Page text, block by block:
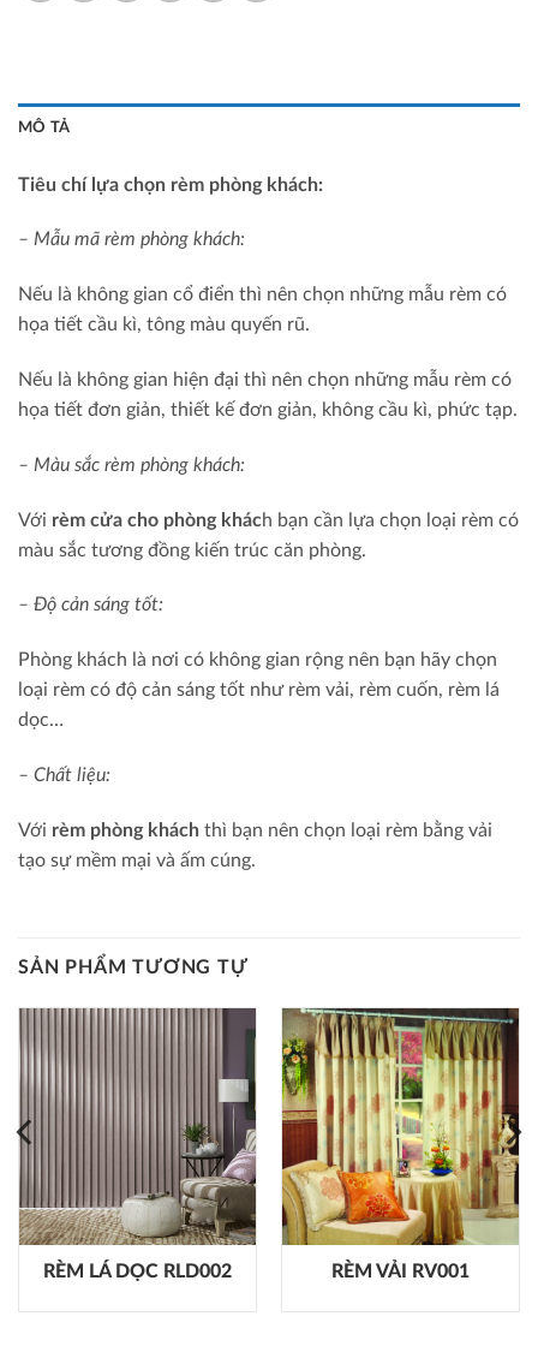
MÔ TẢ
Tiêu chí lựa chọn rèm phòng khách:
– Mẫu mã rèm phòng khách:
Nếu là không gian cổ điển thì nên chọn những mẫu rèm có
họa tiết cầu kì, tông màu quyến rũ.
Nếu là không gian hiện đại thì nên chọn những mẫu rèm có
họa tiết đơn giản, thiết kế đơn giản, không cầu kì, phức tạp.
– Màu sắc rèm phòng khách:
Với rèm cửa cho phòng khách bạn cần lựa chọn loại rèm có
màu sắc tương đồng kiến trúc căn phòng.
– Độ cản sáng tốt:
Phòng khách là nơi có không gian rộng nên bạn hãy chọn
loại rèm có độ cản sáng tốt như rèm vải, rèm cuốn, rèm lá
dọc…
– Chất liệu:
Với rèm phòng khách thì bạn nên chọn loại rèm bằng vải
tạo sự mềm mại và ấm cúng.
SẢN PHẨM TƯƠNG TỰ
RÈM LÁ DỌC RLD002 RÈM VẢI RV001